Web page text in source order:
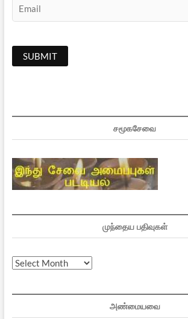
சமூகசேவை
முந்தைய பதிவுகள்
முந்தைய
அண்மையவை